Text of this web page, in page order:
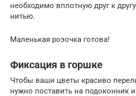
необходимо вплотную друг к
нитью.
Маленькая розочка готова!
Фиксация в горшке
Чтобы ваши цветы красиво
нужно поставить на подоконник